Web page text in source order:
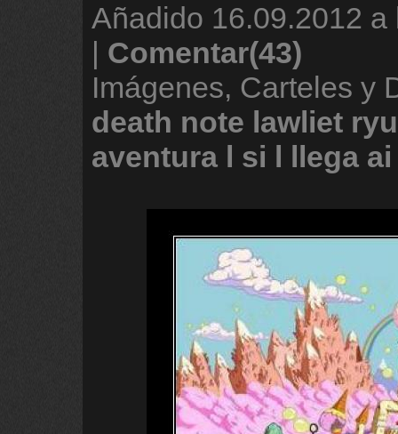
Añadido 16.09.2012 a
| Comentar(43)
Imágenes, Carteles y
death note lawliet
aventura l si l llega ai